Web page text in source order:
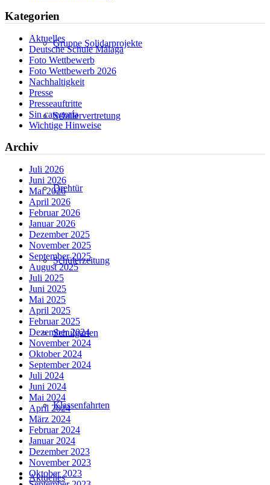
Gruppe Solidarprojekte
Schülervertretung
Drehtür
Schülerzeitung
Schulgarten
Klassenfahrten
Aktuelles
Kategorien
Aktuelles
Deutsche Schule Málaga
Foto Wettbewerb
Foto Wettbewerb 2026
Nachhaltigkeit
Presse
Presseauftritte
Sin categoría
Wichtige Hinweise
Archiv
Juli 2026
Juni 2026
Mai 2026
April 2026
Februar 2026
Januar 2026
Dezember 2025
November 2025
September 2025
August 2025
Juli 2025
Juni 2025
Mai 2025
April 2025
Februar 2025
Dezember 2024
November 2024
Oktober 2024
September 2024
Juli 2024
Juni 2024
Mai 2024
April 2024
März 2024
Februar 2024
Januar 2024
Dezember 2023
November 2023
Oktober 2023